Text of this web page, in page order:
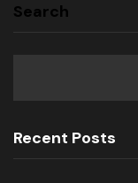
Search
Recent Posts